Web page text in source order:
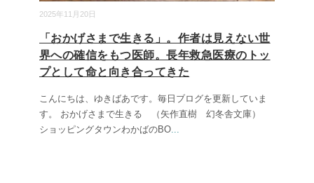
2025年11月20日
「おかげさまで生きる」。作者は見えない世
界への確信をもつ医師。長年救急医療のトッ
プとして命と向き合ってきた
こんにちは、ゆきばあです。毎日ブログを更新していま
す。 おかげさまで生きる （矢作直樹 幻冬舎文庫）
ショッピングタウンわかばのBO...